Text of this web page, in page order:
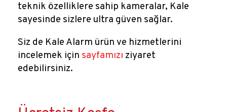
teknik özelliklere sahip kameralar, Kale
sayesinde sizlere ultra güven sağlar.
Siz de Kale Alarm ürün ve hizmetlerini
incelemek için sayfamızı ziyaret
edebilirsiniz.